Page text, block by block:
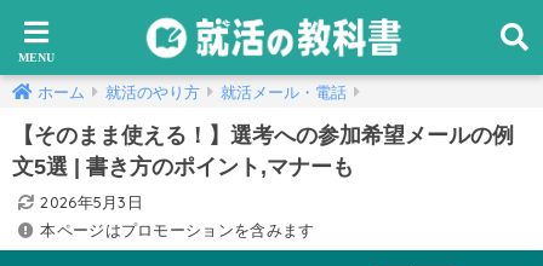
ホーム 就活のやり方 就活メール・電話
【そのまま使える！】選考への参加希望メールの例
文5選 | 書き方のポイント,マナーも
2026年5月3日
本ページはプロモーションを含みます